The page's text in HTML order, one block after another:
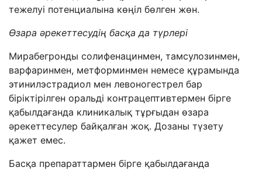
тежелуі потенциалына көңіл бөлген жөн.
Өзара әрекеттесудің басқа да түрлері
Мирабегронды солифенацинмен, тамсулозинмен,
варфаринмен, метформинмен немесе құрамында
этинилэстрадиол мен левоногестрел бар
біріктірілген оральді контрацептивтермен бірге
қабылдағанда клиникалық тұрғыдан өзара
әрекеттесулер байқалған жоқ. Дозаны түзету
қажет емес.
Басқа препараттармен бірге қабылдағанда